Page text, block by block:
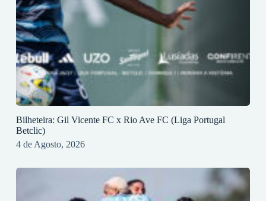
Bilheteira: Gil Vicente FC x Rio Ave FC (Liga Portugal
Betclic)
4 de Agosto, 2026